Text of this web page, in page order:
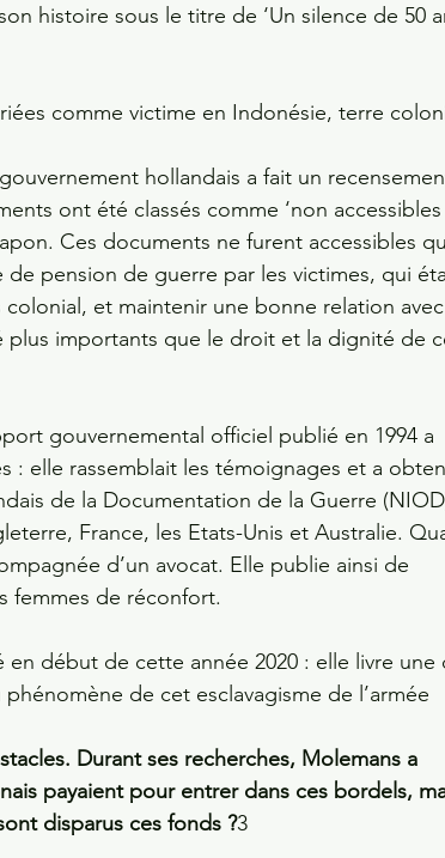
histoire sous le titre de ‘Un silence de 50
comme victime en Indonésie, terre
hollandais a fait un
ont été classés comme ‘non accessibles
Ces documents ne furent accessibles
pension de guerre par les victimes, qui
et maintenir une bonne relation
importants que le droit et la dignité de
gouvernemental officiel publié en 1994 a
: elle rassemblait les témoignages et a
de la Documentation de la Guerre
France, les Etats-Unis et Australie.
d’un avocat. Elle publie ainsi de
femmes de réconfort.
début de cette année 2020 : elle livre une
de cet esclavagisme de l’armée
Durant ses recherches, Molemans a
payaient pour entrer dans ces bordels,
disparus ces fonds ?3